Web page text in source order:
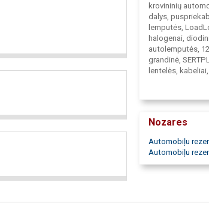
krovininių
dalys,
lemputės,
halogenai,
autolemputės,
grandinė,
lentelės,
kilimėli,
pertvar,
žibintai,
IMP, SIM, Egkal,
žibintai, gaubtai,
tvirtinimo,
Nozares
Automobiļu
Automobiļu